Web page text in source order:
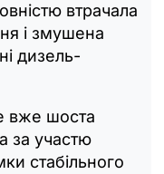
втрачала
і змушена
дизель-
вже шоста
за участю
стабільного